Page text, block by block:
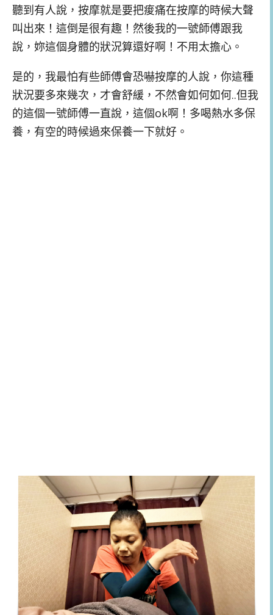
聽到有人說，按摩就是要把痠痛在按摩的時候大聲
叫出來！這倒是很有趣！然後我的一號師傅跟我
說，妳這個身體的狀況算還好啊！不用太擔心。
是的，我最怕有些師傅會恐嚇按摩的人說，你這種
狀況要多來幾次，才會舒緩，不然會如何如何..但我
的這個一號師傅一直說，這個ok啊！多喝熱水多保
養，有空的時候過來保養一下就好。